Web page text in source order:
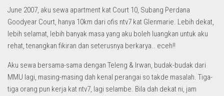
June 2007, aku sewa apartment kat Court 10, Subang Perdana
Goodyear Court, hanya 10km dari ofis ntv7 kat Glenmarie. Lebih dekat,
lebih selamat, lebih banyak masa yang aku boleh luangkan untuk aku
rehat, tenangkan fikiran dan seterusnya berkarya.. eceh!!
Aku sewa bersama-sama dengan Teleng & Irwan, budak-budak dari
MMU lagi, masing-masing dah kenal perangai so takde masalah. Tiga-
tiga orang pun kerja kat ntv7, lagi selambe. Bila dah dekat ni, jam